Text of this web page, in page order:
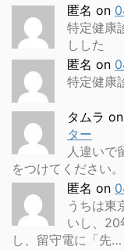
匿名 on
特定健康
しした
匿名 on
特定健康
タムラ on
ター
人違いで
をつけてください。
匿名 on
うちは東
いし、20
し、留守電に「先…